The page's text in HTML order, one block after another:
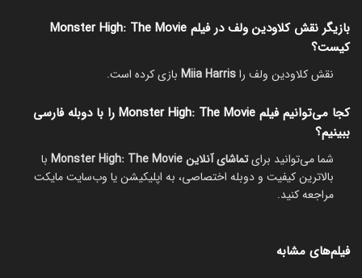
بازیگر نقش کلاودین ولف در فیلم Monster High: The Movie
کیست؟
نقش کلاودین ولف راMiia Harris بازی کرده است.
کجا می‌توانیم فیلم Monster High: The Movie را با دوبله فارسی
ببینیم؟
شما می‌توانید برایتماشای آنلاین Monster High: The Movie
با
بالاترین کیفیت و دوبله اختصاصی، به اپلیکیشن یا وب‌سایت مایکت
مراجعه کنید.
فیلم‌های مشابه